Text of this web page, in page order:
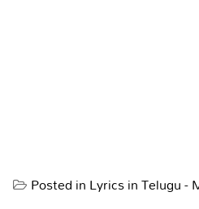
Posted inLyrics in Telugu -